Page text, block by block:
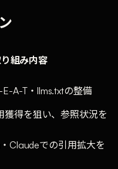
組み内容
A-T・llms.txtの整備
獲得を狙い、参照状況を
Claudeでの引用拡大を